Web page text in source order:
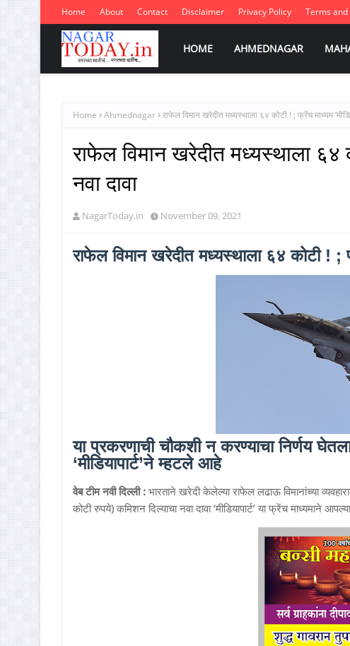
Home About Contact Disclaimer Privacy Policy Terms and
HOME AHMEDNAGAR
Home Ahmednagar राफेल विमान खरेदीत मध्यस्थाला ६४ कोटी ! ; फ्रेंच माध्यम
राफेल विमान खरेदीत मध्यस्थाला ६४
नवा दावा
NagarToday.in November 09, 2021
राफेल विमान खरेदीत मध्यस्थाला ६४ कोटी ! ;
या प्रकरणाची चौकशी न करण्याचा निर्णय
‘मीडियापार्ट’ने म्हटले आहे
वेब टीम नवी दिल्ली : भारताने खरेदी केलेल्या राफेल लढाऊ विमानांच्या
कोटी रुपये) कमिशन दिल्याचा नवा दावा ‘मीडियापार्ट’ या फ्रेंच माध्यमाने